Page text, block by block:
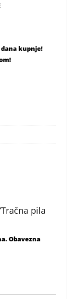
kupnje!
pila
Obavezna